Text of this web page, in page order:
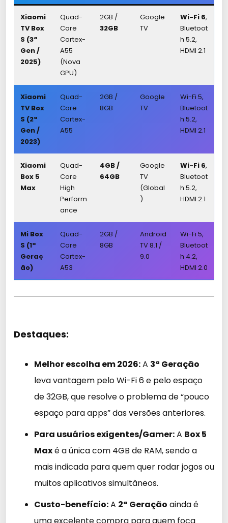
Xiaomi
TV Box
S (3ª
Gen /
2025)
Quad-
Core
Cortex-
A55
(Nova
GPU)
2GB /
32GB
Google
TV
Wi-Fi 6,
Bluetoot
h 5.2,
HDMI 2.1
Xiaomi
TV Box
S (2ª
Gen /
2023)
Quad-
Core
Cortex-
A55
2GB /
8GB
Google
TV
Wi-Fi 5,
Bluetoot
h 5.2,
HDMI 2.1
Xiaomi
Box 5
Max
Quad-
Core
High
Perform
ance
4GB /
64GB
Google
TV
(Global
)
Wi-Fi 6,
Bluetoot
h 5.2,
HDMI 2.1
Mi Box
S (1ª
Geraç
ão)
Quad-
Core
Cortex-
A53
2GB /
8GB
Android
TV 8.1 /
9.0
Wi-Fi 5,
Bluetoot
h 4.2,
HDMI 2.0
Destaques:
Melhor escolha em 2026:A 3ª Geração
leva vantagem pelo Wi-Fi 6 e pelo espaço
de 32GB, que resolve o problema de “pouco
espaço para apps” das versões anteriores.
Para usuários exigentes/Gamer:A Box 5
Maxé a única com 4GB de RAM, sendo a
mais indicada para quem quer rodar jogos ou
muitos aplicativos simultâneos.
Custo-benefício:A 2ª Geração ainda é